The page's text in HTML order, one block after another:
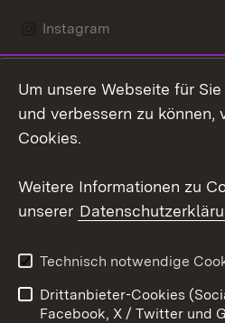
Instagram
Mastodon
Youtube
Kontakt
Barrierefreiheit
Impressum
Um unsere Webseite für
und verbessern zu können,
Cookies.
Weitere Informationen zu
unserer
Technisch notwendige
Drittanbieter-Cookies
Facebook, X / Twitter und